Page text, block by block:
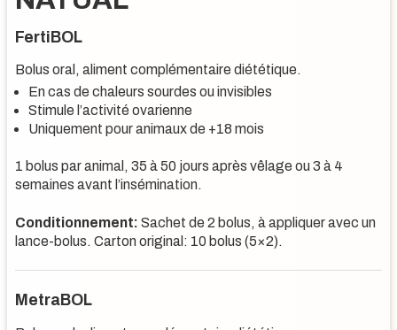
FertiBOL
Bolus oral, aliment complémentaire diététique.
En cas de chaleurs sourdes ou invisibles
Stimule l’activité ovarienne
Uniquement pour animaux de +18 mois
1 bolus par animal, 35 à 50 jours après vêlage ou 3 à 4
semaines avant l’insémination.
Conditionnement: Sachet de 2 bolus, à appliquer avec un
lance-bolus. Carton original: 10 bolus (5×2).
MetraBOL